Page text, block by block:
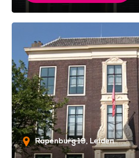
Rapenburg 19 Leiden